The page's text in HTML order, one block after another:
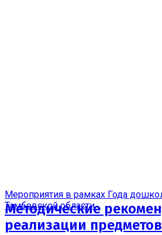
Мероприятия в рамках Года
Тамбовской области
Методические
реализации предметов